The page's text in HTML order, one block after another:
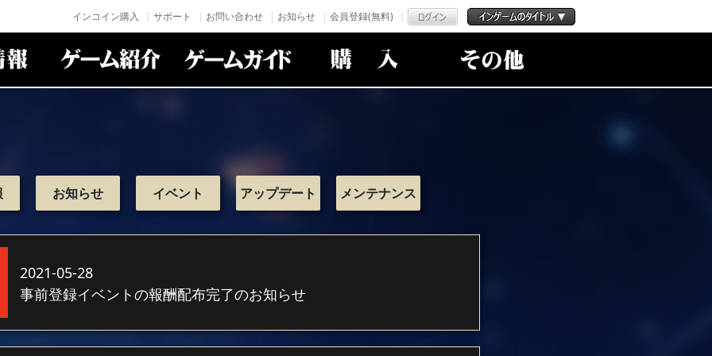
インコイン購入 サポート お問い合わせ お知らせ 会員登録(無料)
お知らせ イベント アップデート メンテナンス
2021-05-28
事前登録イベントの報酬配布完了のお知らせ